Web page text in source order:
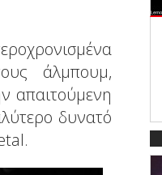
άλμπουμ,
απαιτούμενη
δυνατό